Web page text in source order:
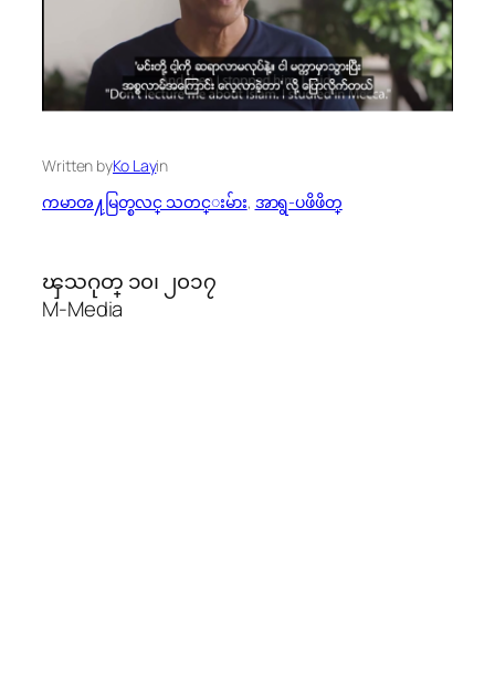
Written byKo Layin
ကမာၻ႔မြတ္စလင္ သတင္းမ်ား, အာရွ-ပဖိဖိတ္
ၾသဂုတ္ ၁၀၊ ၂၀၁၇
M-Media